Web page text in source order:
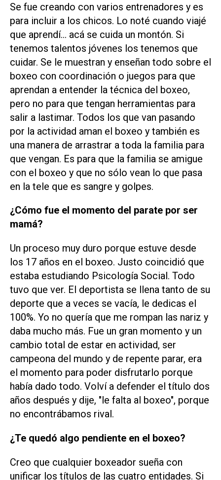
Se fue creando con varios entrenadores y es
para incluir a los chicos. Lo noté cuando viajé
que aprendí... acá se cuida un montón. Si
tenemos talentos jóvenes los tenemos que
cuidar. Se le muestran y enseñan todo sobre el
boxeo con coordinación o juegos para que
aprendan a entender la técnica del boxeo,
pero no para que tengan herramientas para
salir a lastimar. Todos los que van pasando
por la actividad aman el boxeo y también es
una manera de arrastrar a toda la familia para
que vengan. Es para que la familia se amigue
con el boxeo y que no sólo vean lo que pasa
en la tele que es sangre y golpes.
¿Cómo fue el momento del parate por ser
mamá?
Un proceso muy duro porque estuve desde
los 17 años en el boxeo. Justo coincidió que
estaba estudiando Psicología Social. Todo
tuvo que ver. El deportista se llena tanto de su
deporte que a veces se vacía, le dedicas el
100%. Yo no quería que me rompan las nariz y
daba mucho más. Fue un gran momento y un
cambio total de estar en actividad, ser
campeona del mundo y de repente parar, era
el momento para poder disfrutarlo porque
había dado todo. Volví a defender el título dos
años después y dije, "le falta al boxeo", porque
no encontrábamos rival.
¿Te quedó algo pendiente en el boxeo?
Creo que cualquier boxeador sueña con
unificar los títulos de las cuatro entidades. Si